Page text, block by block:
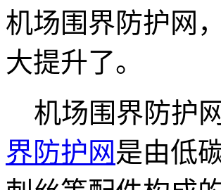
机场围界防护网
大提升了。
机场围界防护
界防护网是由低